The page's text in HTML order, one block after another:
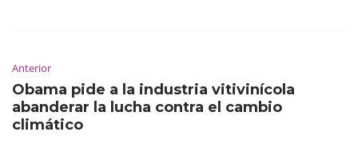
Anterior
Obama pide a la industria vitivinícola
abanderar la lucha contra el cambio
climático